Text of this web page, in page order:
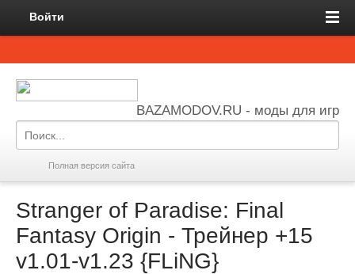
Войти
BAZAMODOV.RU - моды для игр
Полная версия сайта
Stranger of Paradise: Final
Fantasy Origin - Трейнер +15
v1.01-v1.23 {FLiNG}